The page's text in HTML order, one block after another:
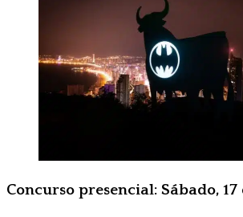
Concurso presencial: Sábado,